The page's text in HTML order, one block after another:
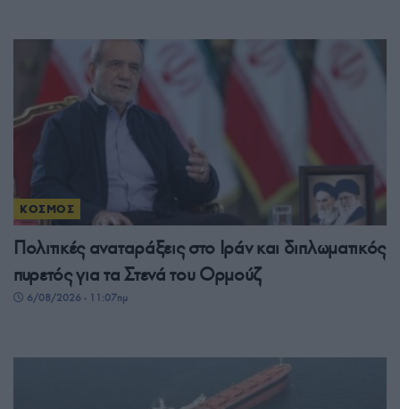
ΚΟΣΜΟΣ
Πολιτικές αναταράξεις στο Ιράν και διπλωματικός
πυρετός για τα Στενά του Ορμούζ
6/08/2026 - 11:07πμ